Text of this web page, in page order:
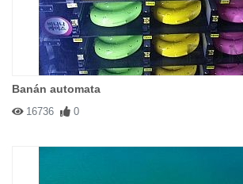
Banán automata
16736 0